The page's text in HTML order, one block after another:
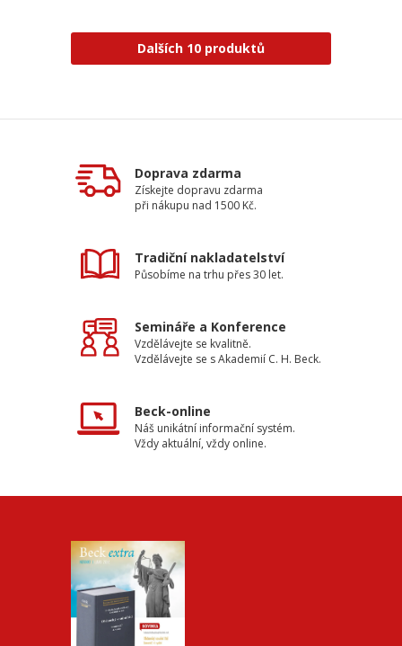
Dalších 10 produktů
Doprava zdarma
Získejte dopravu zdarma
při nákupu nad 1500 Kč.
Tradiční nakladatelství
Působíme na trhu přes 30 let.
Semináře a Konference
Vzdělávejte se kvalitně.
Vzdělávejte se s Akademií C. H. Beck.
Beck-online
Náš unikátní informační systém.
Vždy aktuální, vždy online.